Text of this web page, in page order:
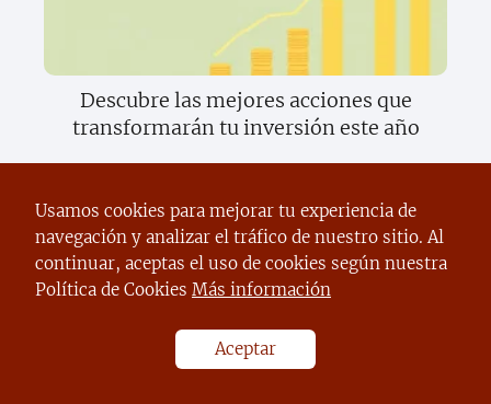
Descubre las mejores acciones que
transformarán tu inversión este año
Descubre cómo convertirte en un
Usamos cookies para mejorar tu experiencia de
navegación y analizar el tráfico de nuestro sitio. Al
continuar, aceptas el uso de cookies según nuestra
Política de Cookies Más información
Aceptar